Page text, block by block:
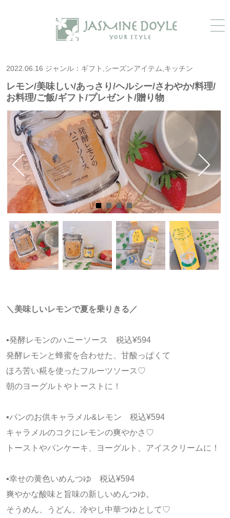
2022.06.16 ジャンル：ギフト,シーズンアイテム,キッチン
レモン/美味しい/あっさり/ヘルシー/さわやか/料理/
お料理/ご飯/ギフト/プレゼント/贈り物
＼美味しいレモンで夏を乗りきる／
▪️発酵レモンのハニーソース 税込¥594
発酵レモンと蜂蜜を合わせた、甘酸っぱくて
ほろ苦い糀を使ったフルーツソース♡
朝のヨーグルトやトーストに！
▪️パンのお供キャラメル&レモン 税込¥594
キャラメルのコクにレモンの爽やかさ♡
トーストやパンケーキ、ヨーグルト、アイスクリームに！
▪️幸せの黄色いめんつゆ 税込¥594
爽やかな酸味と旨味の新しいめんつゆ。
そうめん、うどん、冷やし中華つゆとして♡